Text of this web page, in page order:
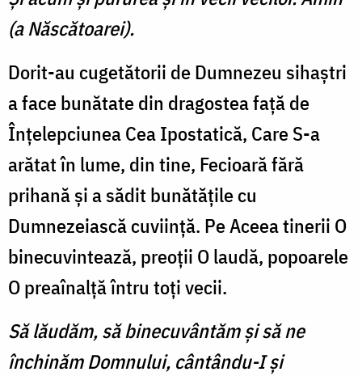
(a Născătoarei).
Dorit-au cugetătorii de Dumnezeu sihaştri
a face bunătate din dragostea faţă de
Înţelepciunea Cea Ipostatică, Care S-a
arătat în lume, din tine, Fecioară fără
prihană şi a sădit bunătăţile cu
Dumnezeiască cuviinţă. Pe Aceea tinerii O
binecuvintează, preoţii O laudă, popoarele
O preaînalţă întru toţi vecii.
Să lăudăm, să binecuvântăm şi să ne
închinăm Domnului, cântându-I şi